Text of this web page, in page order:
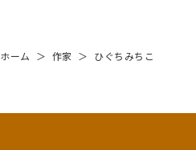
ホーム ＞ 作家 ＞ ひぐちみちこ